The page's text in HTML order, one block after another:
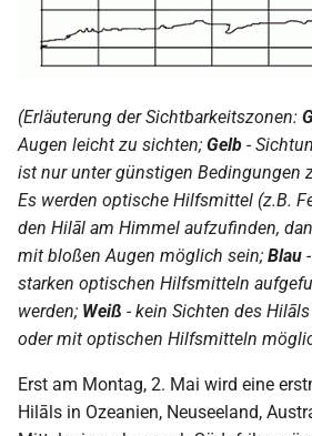
(Erläuterung der Sichtbarkeitszonen:
Augen leicht zu sichten; Gelb -
ist nur unter günstigen Bedingungen
Es werden optische Hilfsmittel (z.B.
den Hilāl am Himmel aufzufinden,
mit bloßen Augen möglich sein; Blau
starken optischen Hilfsmitteln
werden; Weiß - kein Sichten des
oder mit optischen Hilfsmitteln
Erst am Montag, 2. Mai wird eine
Hilāls in Ozeanien, Neuseeland,